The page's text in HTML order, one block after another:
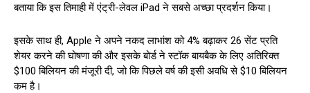
बताया कि इस तिमाही में एंट्री-लेवल iPad ने सबसे अच्छा प्रदर्शन किया।
इसके साथ ही, Apple ने अपने नकद लाभांश को 4% बढ़ाकर 26 सेंट प्रति
शेयर करने की घोषणा की और इसके बोर्ड ने स्टॉक बायबैक के लिए अतिरिक्त
$100 बिलियन की मंजूरी दी, जो कि पिछले वर्ष की इसी अवधि से $10 बिलियन
कम है।